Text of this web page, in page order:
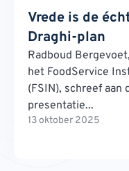
Vrede is de
Draghi-plan
Radboud
het FoodService
(FSIN), schreef aan
presentatie...
13 oktober 2025